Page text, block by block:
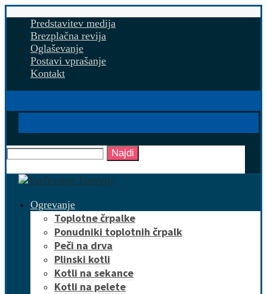
Predstavitev medija
Brezplačna revija
Oglaševanje
Postavi vprašanje
Kontakt
Najdi
Ogrevanje
Toplotne črpalke
Ponudniki toplotnih črpalk
Peči na drva
Plinski kotli
Kotli na sekance
Kotli na pelete